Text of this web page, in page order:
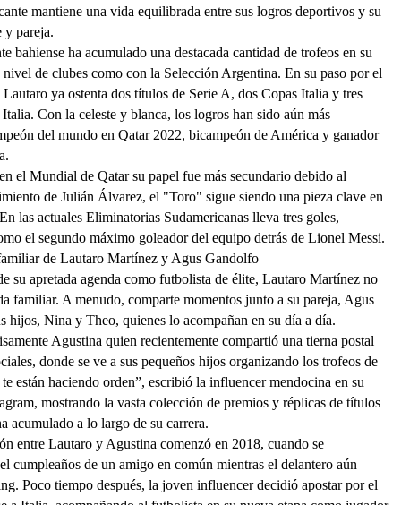
mantiene una vida equilibrada entre sus logros deportivos y su
y pareja.
bahiense ha acumulado una destacada cantidad de trofeos en su
nivel de clubes como con la Selección Argentina. En su paso por el
ya ostenta dos títulos de Serie A, dos Copas Italia y tres
Con la celeste y blanca, los logros han sido aún más
del mundo en Qatar 2022, bicampeón de América y ganador
el Mundial de Qatar su papel fue más secundario debido al
de Julián Álvarez, el "Toro" sigue siendo una pieza clave en
las actuales Eliminatorias Sudamericanas lleva tres goles,
el segundo máximo goleador del equipo detrás de Lionel Messi.
de Lautaro Martínez y Agus Gandolfo
su apretada agenda como futbolista de élite, Lautaro Martínez no
familiar. A menudo, comparte momentos junto a su pareja, Agus
hijos, Nina y Theo, quienes lo acompañan en su día a día.
Agustina quien recientemente compartió una tierna postal
donde se ve a sus pequeños hijos organizando los trofeos de
están haciendo orden”, escribió la influencer mendocina en su
mostrando la vasta colección de premios y réplicas de títulos
acumulado a lo largo de su carrera.
entre Lautaro y Agustina comenzó en 2018, cuando se
cumpleaños de un amigo en común mientras el delantero aún
Poco tiempo después, la joven influencer decidió apostar por el